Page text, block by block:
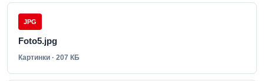
JPG
Foto5.jpg
Картинки · 207 КБ